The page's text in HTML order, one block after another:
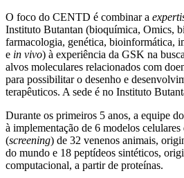
O foco do CENTD é combinar a
Instituto Butantan (bioquímica, Omics,
farmacologia, genética, bioinformática,
e in vivo) à experiência da GSK na
alvos moleculares relacionados com
para possibilitar o desenho e
terapêuticos. A sede é no Instituto
Durante os primeiros 5 anos, a equipe
à implementação de 6 modelos
(screening) de 32 venenos animais,
do mundo e 18 peptídeos sintéticos,
computacional, a partir de proteínas.